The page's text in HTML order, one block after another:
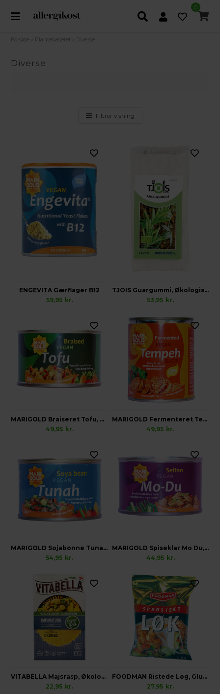
0
Forside Plantebaseret Diverse
Diverse
Filtrer visning
ENGEVITA Gærflager B12
59,95 kr.
TJOIS Guargummi, Økologisk Vegansk Glutenfri
53,95 kr.
MARIGOLD Braiseret Tofu, Vegansk
49,95 kr.
MARIGOLD Fermenteret Tempeh i Skiver, Vegansk Glutenfri
49,95 kr.
MARIGOLD Sojabønne Tunah, Vegansk
54,95 kr.
MARIGOLD Spiseklar Mo Du, Vegansk
44,95 kr.
VITABELLA Majsrasp, Økologisk Glutenfri
22,95 kr.
FOODMAN Ristede Løg, Glutenfri
27,95 kr.